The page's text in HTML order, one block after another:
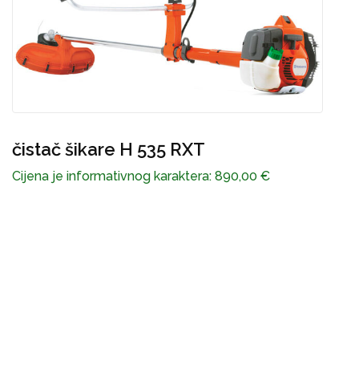
čistač šikare H 535 RXT
Cijena je informativnog karaktera: 890,00 €